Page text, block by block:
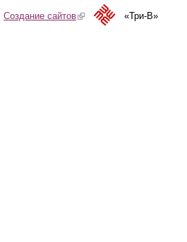
Создание сайтов(link is external)«Три-В»